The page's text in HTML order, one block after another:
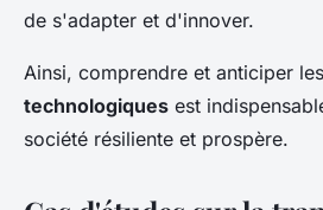
de s'adapter et d'innover.
Ainsi, comprendre et anticiper les
technologiques est
société résiliente et prospère.